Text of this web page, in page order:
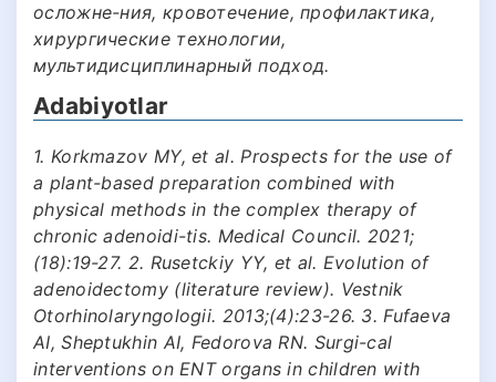
осложне-ния, кровотечение, профилактика,
хирургические технологии,
мультидисциплинарный подход.
Adabiyotlar
1. Korkmazov MY, et al. Prospects for the use of
a plant-based preparation combined with
physical methods in the complex therapy of
chronic adenoidi-tis. Medical Council. 2021;
(18):19-27. 2. Rusetckiy YY, et al. Evolution of
adenoidectomy (literature review). Vestnik
Otorhinolaryngologii. 2013;(4):23-26. 3. Fufaeva
AI, Sheptukhin AI, Fedorova RN. Surgi-cal
interventions on ENT organs in children with